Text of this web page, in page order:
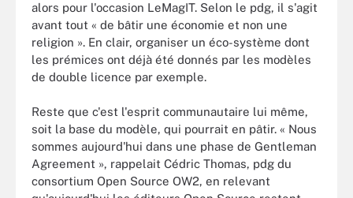
alors pour l'occasion LeMagIT. Selon le pdg, il s'agit
avant tout « de bâtir une économie et non une
religion ». En clair, organiser un éco-système dont
les prémices ont déjà été donnés par les modèles
de double licence par exemple.
Reste que c'est l'esprit communautaire lui même,
soit la base du modèle, qui pourrait en pâtir. « Nous
sommes aujourd'hui dans une phase de Gentleman
Agreement », rappelait Cédric Thomas, pdg du
consortium Open Source OW2, en relevant